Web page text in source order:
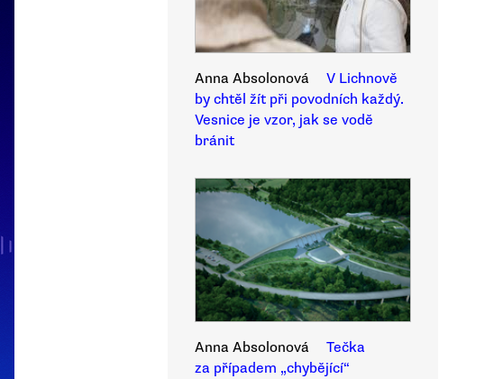
Anna Absolonová
V Lichnově
by chtěl žít při povodních každý.
Vesnice je vzor, jak se vodě
bránit
Anna Absolonová
Tečka
za případem „chybějící“